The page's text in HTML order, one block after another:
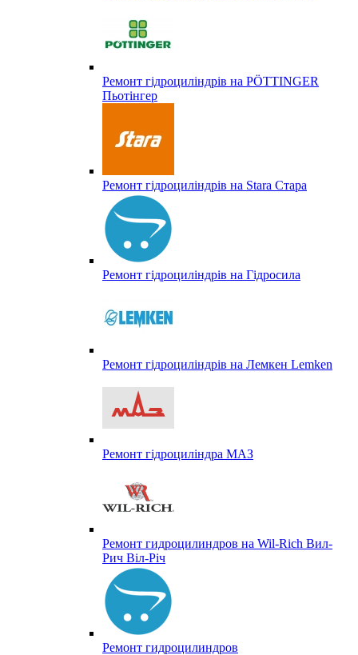
Ремонт гідроциліндрів на PÖTTINGER
Пьотінгер
Ремонт гідроциліндрів на Stara Стара
Ремонт гідроциліндрів на Гідросила
Ремонт гідроциліндрів на Лемкен Lemken
Ремонт гідроциліндра МАЗ
Ремонт гидроцилиндров на Wil-Rich Вил-
Рич Віл-Річ
Ремонт гидроцилиндров